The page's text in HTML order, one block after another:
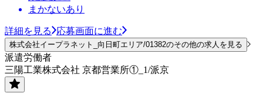
まかないあり
詳細を見る 応募画面に進む
株式会社イープラネット_向日町エリア/01382のその他の求人を見る
派遣労働者
三陽工業株式会社 京都営業所①_1/派京